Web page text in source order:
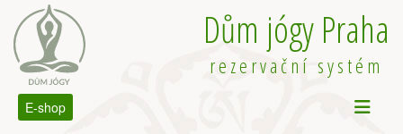
Dům jógy Praha
rezervační systém
E-shop